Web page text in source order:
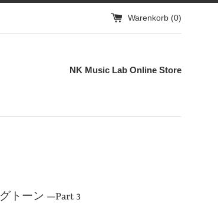
Warenkorb (0)
NK Music Lab Online Store
トーン —Part 3